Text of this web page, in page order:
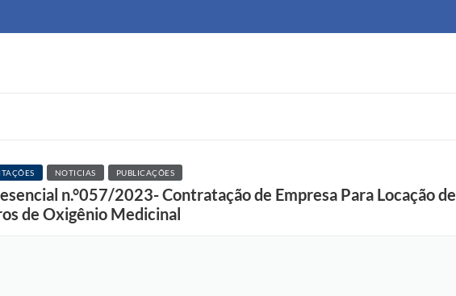
NOTICIAS PUBLICAÇÕES
n.°057/2023- Contratação de Empresa Para Locação de
de Oxigênio Medicinal